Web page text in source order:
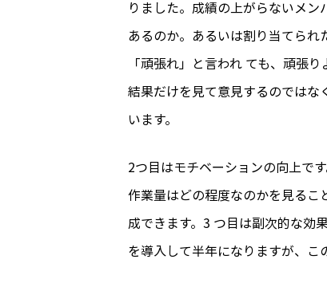
りました。成績の上がらないメ
あるのか。あるいは割り当てら
「頑張れ」と言われ ても、頑張
結果だけを見て意見するのではな
います。
2つ目はモチベーションの向上で
作業量はどの程度なのかを見るこ
成できます。3 つ目は副次的な効
を導入して半年になりますが、こ